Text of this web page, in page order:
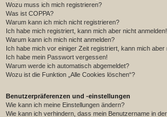
Wozu muss ich mich registrieren?
Was ist COPPA?
Warum kann ich mich nicht registrieren?
Ich habe mich registriert, kann mich aber nicht anmelden!
Warum kann ich mich nicht anmelden?
Ich habe mich vor einiger Zeit registriert, kann mich aber
Ich habe mein Passwort vergessen!
Warum werde ich automatisch abgemeldet?
Wozu ist die Funktion „Alle Cookies löschen“?
Benutzerpräferenzen und -einstellungen
Wie kann ich meine Einstellungen ändern?
Wie kann ich verhindern, dass mein Benutzername in